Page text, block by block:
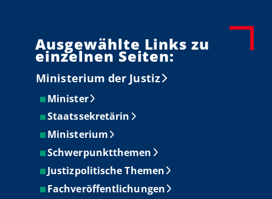
Ausgewählte Links zu
einzelnen Seiten:
Ministerium der Justiz
Minister
Staatssekretärin
Ministerium
Schwerpunktthemen
Justizpolitische Themen
Fachveröffentlichungen